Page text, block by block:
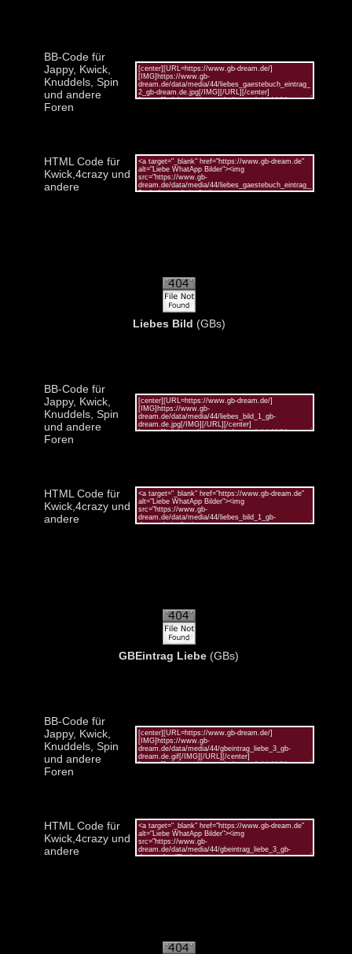
BB-Code für
Jappy, Kwick,
Knuddels, Spin
und andere
Foren
HTML Code für
Kwick,4crazy und
andere
Liebes Bild (GBs)
BB-Code für
Jappy, Kwick,
Knuddels, Spin
und andere
Foren
HTML Code für
Kwick,4crazy und
andere
GBEintrag Liebe (GBs)
BB-Code für
Jappy, Kwick,
Knuddels, Spin
und andere
Foren
HTML Code für
Kwick,4crazy und
andere